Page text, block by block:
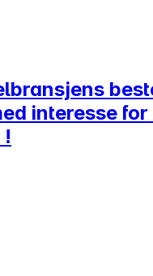
interesse